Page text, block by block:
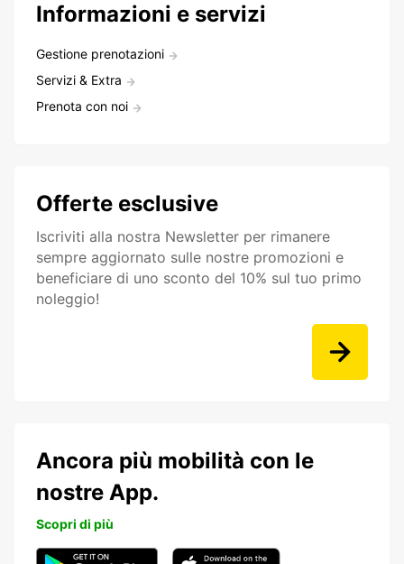
Informazioni e servizi
Gestione prenotazioni
Servizi & Extra
Prenota con noi
Offerte esclusive
Iscriviti alla nostra Newsletter per rimanere
sempre aggiornato sulle nostre promozioni e
beneficiare di uno sconto del 10% sul tuo primo
noleggio!
Ancora più mobilità con le
nostre App.
Scopri di più